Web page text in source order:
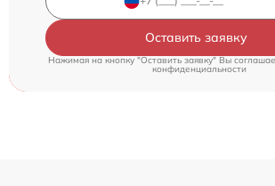
Оставить заявку
Нажимая на кнопку "Оставить заявку" Вы
конфиденциальности